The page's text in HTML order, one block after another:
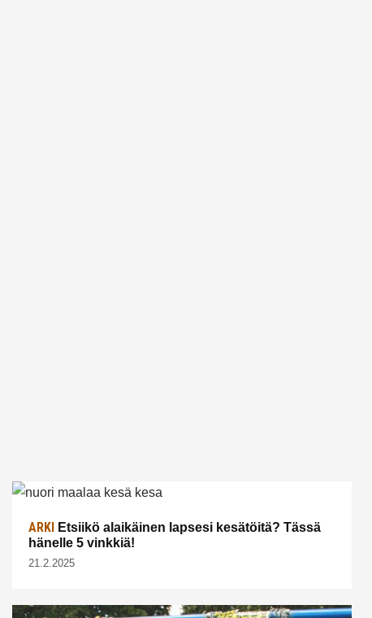
ARKI Etsiikö alaikäinen lapsesi kesätöitä? Tässä
hänelle 5 vinkkiä!
21.2.2025